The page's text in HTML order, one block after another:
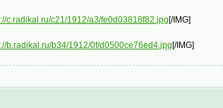
c.radikal.ru/c21/1912/a3/fe0d03818f82.jpg[/IMG]
b.radikal.ru/b34/1912/0f/d0500ce76ed4.jpg[/IMG]